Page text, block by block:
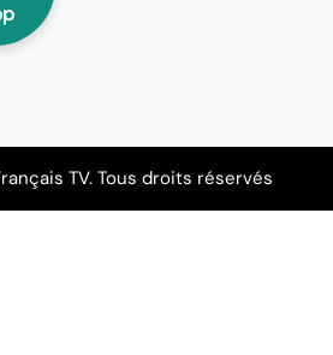
TV. Tous droits réservés